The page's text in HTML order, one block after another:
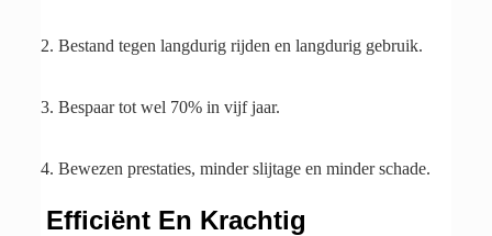
2. Bestand tegen langdurig rijden en langdurig gebruik.
3. Bespaar tot wel 70% in vijf jaar.
4. Bewezen prestaties, minder slijtage en minder schade.
Efficiënt En Krachtig